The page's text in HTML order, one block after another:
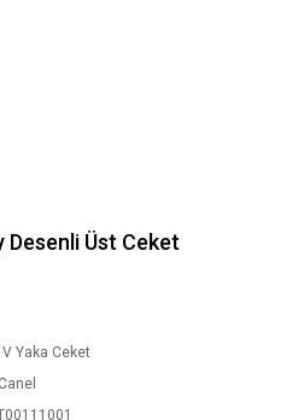
Desenli Üst Ceket
Yaka Ceket